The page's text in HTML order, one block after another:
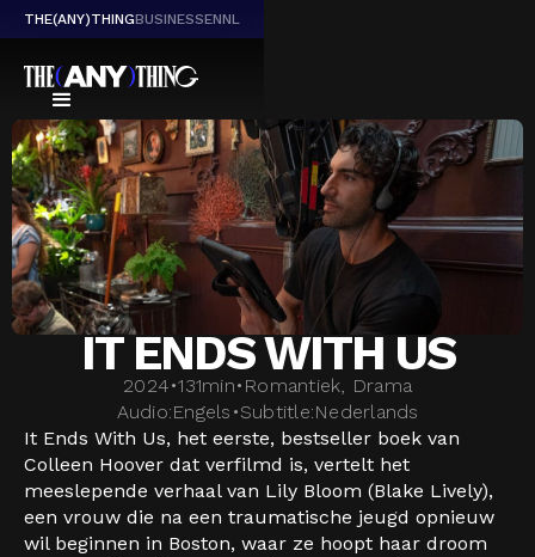
THE(ANY)THINGBUSINESSENNL
IT ENDS WITH US
2024•131min• Romantiek, Drama
Audio:Engels •Subtitle:Nederlands
It Ends With Us, het eerste, bestseller boek van
Colleen Hoover dat verfilmd is, vertelt het
meeslepende verhaal van Lily Bloom (Blake Lively),
een vrouw die na een traumatische jeugd opnieuw
wil beginnen in Boston, waar ze hoopt haar droom